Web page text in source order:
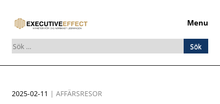
Menu
Sök
efter:
to
2025-02-11 | AFFÄRSRESOR